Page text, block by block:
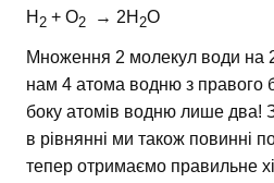
H 2 + O2 → 2H 2O
Множення 2 молекул води на
нам 4 атома водню з правого
боку атомів водню лише два!
в рівнянні ми також повинні
тепер отримаємо правильне